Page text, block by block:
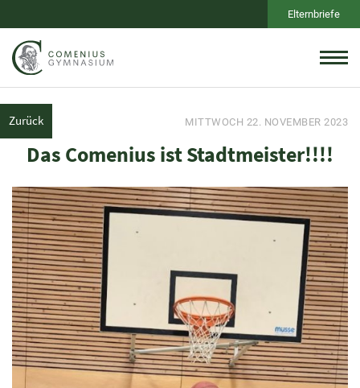
Elternbriefe
Zurück MITTWOCH 22. NOVEMBER 2023
Das Comenius ist Stadtmeister!!!!